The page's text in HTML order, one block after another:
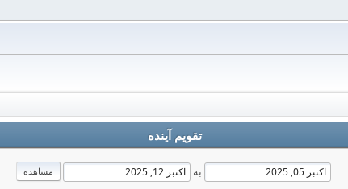
تقویم آینده
به